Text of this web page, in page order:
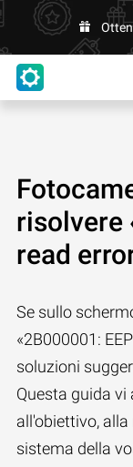
risolvere
read
Se sullo
«2B000001:
soluzioni
Questa guida vi
all'obiettivo,
sistema della